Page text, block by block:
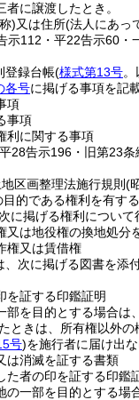
に譲渡したとき。
)又は住所(法人にあっ
示112・平22告示60・
登録台帳(様式第13号
各号に掲げる事項を記
項
事項
利に関する事項
28告示196・旧第23
区画整理法施行規則 (
的である権利を有す
に掲げる権利について
又は地役権の換地処分
権又は賃借権
次に掲げる図書を添
を証する印鑑証明
部を目的とする場合は
ときは、所有権以外
号)を施行者に届け出
は消滅を証する書類
た者の印を証する印鑑
の一部を目的とする場